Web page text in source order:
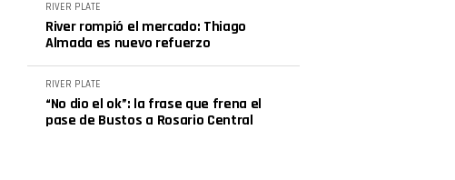
RIVER PLATE
River rompió el mercado: Thiago
Almada es nuevo refuerzo
RIVER PLATE
“No dio el ok”: la frase que frena el
pase de Bustos a Rosario Central